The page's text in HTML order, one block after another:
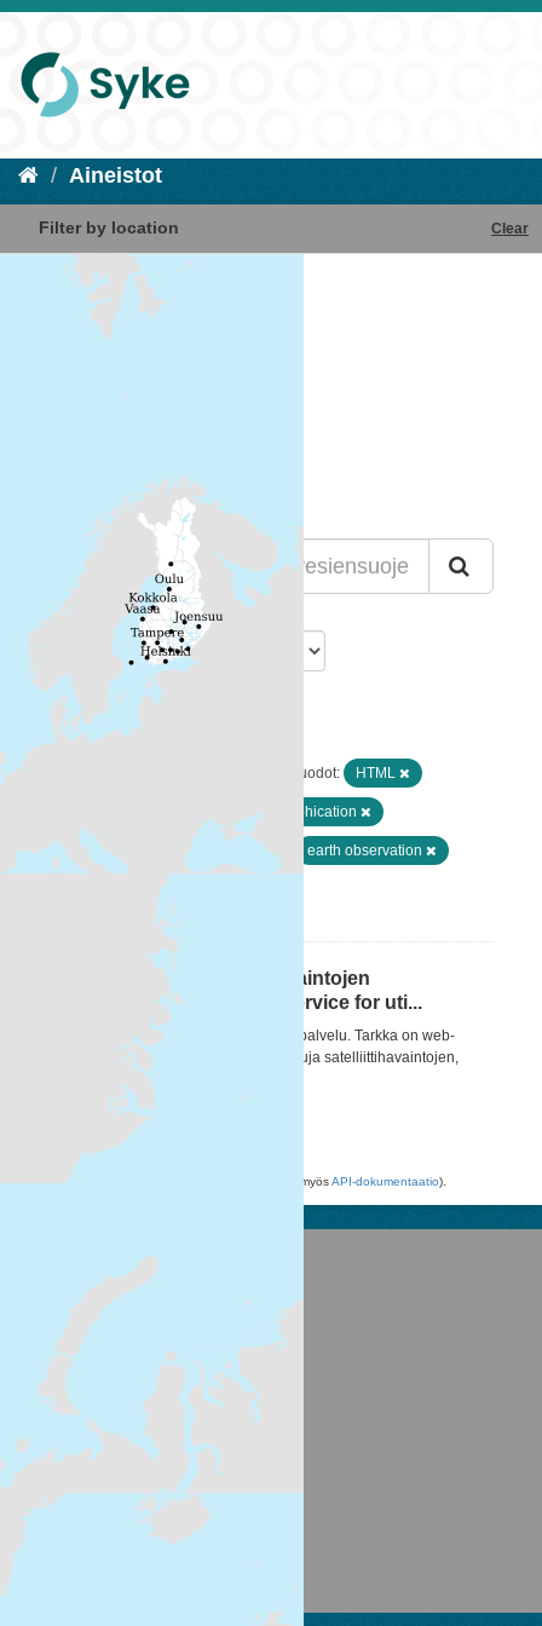
Aineistot
Filter by location Clear
Lajittelu
Löytyi 1 datasettiä
Muodot: HTML
eutrophication
Ei-Inspire coastal water earth observation
Suodattimen tulokset
Tarkka-palvelu satelliittihavaintojen
hyödyntämiseen / Tarkka service for uti...
[FI] Tarkka on jatkuvasti kehittyvä web-palvelu. Tarkka on web-
sovellus, joka tarjoaa käyttäjälle työkaluja satelliittihavaintojen,
maastohavaintojen ja mallinnettujen...
Voit käyttää rekisteriä myös avulla (katso myösAPI-dokumentaatio).
Suomen ympäristökeskus
Latokartanonkaari 11
FI-00790 Helsinki
Switchboard: +358 295 251 000
Fax: 09 5490 2190
syke.fi
Palvelukuvaus
Tietosuojailmoitus
CKAN ohjelmointirajapinta (API)
Powered by